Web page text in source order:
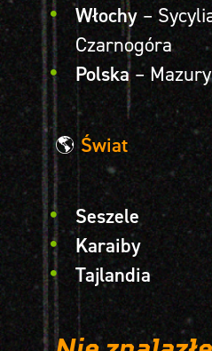
Włochy–
Czarnogóra
Polska–
🌎Świat
Seszele
Karaiby
Tajlandia